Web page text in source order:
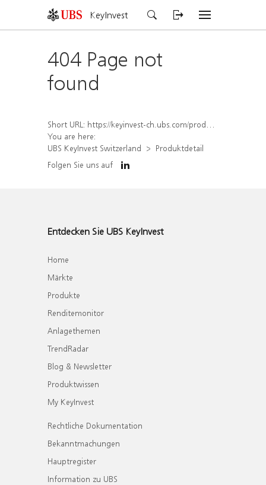
KeyInvest
404 Page not
found
Short URL: https://keyinvest-ch.ubs.com/produkt/detail/index/isin/CH1573363996
You are here:
UBS KeyInvest Switzerland
Produktdetail
Folgen Sie uns auf
Entdecken Sie UBS KeyInvest
Home
Märkte
Produkte
Renditemonitor
Anlagethemen
TrendRadar
Blog & Newsletter
Produktwissen
My KeyInvest
Rechtliche Dokumentation
Bekanntmachungen
Hauptregister
Information zu UBS